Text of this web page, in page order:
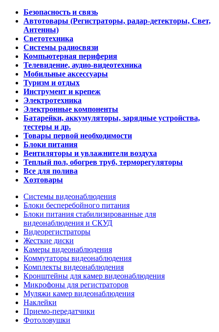
Безопасность и связь
Автотовары (Регистраторы, радар-детекторы, Свет,
Антенны)
Светотехника
Системы радиосвязи
Компьютерная периферия
Телевидение, аудио-видеотехника
Мобильные аксессуары
Туризм и отдых
Инструмент и крепеж
Электротехника
Электронные компоненты
Батарейки, аккумуляторы, зарядные устройства,
тестеры и др.
Товары первой необходимости
Блоки питания
Вентиляторы и увлажнители воздуха
Теплый пол, обогрев труб, терморегуляторы
Все для полива
Хозтовары
Системы видеонаблюдения
Блоки бесперебойного питания
Блоки питания стабилизированные для
видеонаблюдения и СКУД
Видеорегистраторы
Жесткие диски
Камеры видеонаблюдения
Коммутаторы видеонаблюдения
Комплекты видеонаблюдения
Кронштейны для камер видеонаблюдения
Микрофоны для регистраторов
Муляжи камер видеонаблюдения
Наклейки
Приемо-передатчики
Фотоловушки